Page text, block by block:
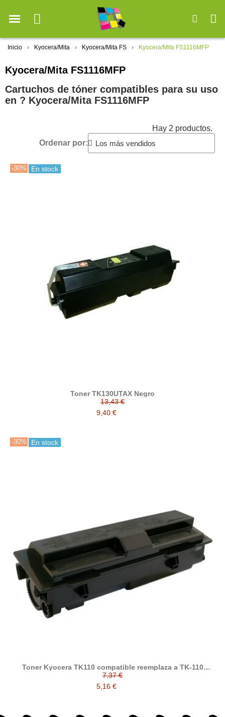
Inicio Kyocera/Mita Kyocera/Mita FS Kyocera/Mita FS1116MFP
Kyocera/Mita FS1116MFP
Cartuchos de tóner compatibles para su uso
en ?️ Kyocera/Mita FS1116MFP
Hay 2 productos.
Ordenar por:
-30% En stock
Toner TK130UTAX Negro
13,43 €
9,40 €
-30% En stock
Toner Kyocera TK110 compatible reemplaza a TK-110
1T02FV0DE0
7,37 €
5,16 €